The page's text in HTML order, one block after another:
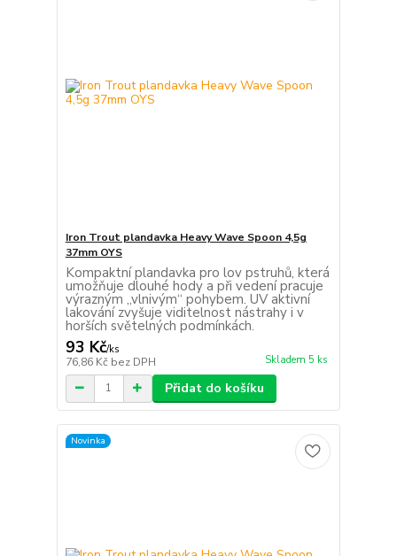
Iron Trout plandavka Heavy Wave Spoon 4,5g
37mm OYS
Kompaktní plandavka pro lov pstruhů, která
umožňuje dlouhé hody a při vedení pracuje
výrazným „vlnivým“ pohybem. UV aktivní
lakování zvyšuje viditelnost nástrahy i v
horších světelných podmínkách.
93 Kč/ks
76,86 Kč bez DPH Skladem 5 ks
Přidat do košíku
Novinka